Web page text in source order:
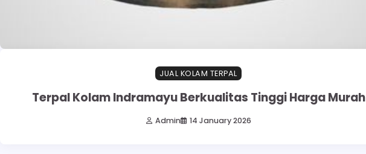
JUAL KOLAM TERPAL
Terpal Kolam Indramayu Berkualitas Tinggi Harga Murah
Admin 14 January 2026